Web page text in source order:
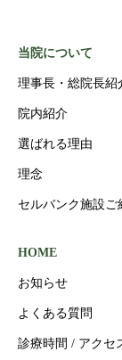
当院について
理事長・総院長紹
院内紹介
選ばれる理由
理念
セルバンク施設ご
HOME
お知らせ
よくある質問
診療時間 / アクセ